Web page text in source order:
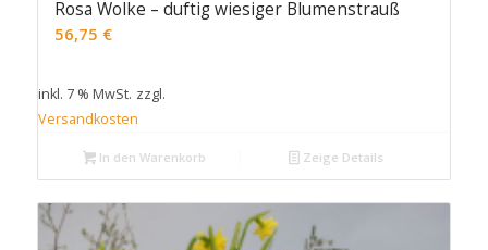
Rosa Wolke – duftig wiesiger Blumenstrauß
56,75 €
inkl. 7 % MwSt. zzgl.
Versandkosten
In den Warenkorb Zeige Details